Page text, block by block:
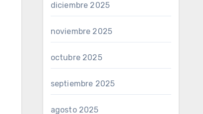
diciembre 2025
noviembre 2025
octubre 2025
septiembre 2025
agosto 2025